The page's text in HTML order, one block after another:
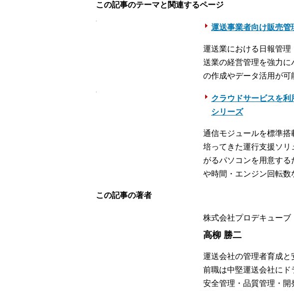
この記事のテーマと関連するページ
運送事業者向け販売
運送業における日報管
送業の経営管理を強力
の作成やデータ活用が可
クラウドサービスを
シリーズ
通信モジュールを標準
培ってきた運行支援ソ
がるパソコンを用意す
や時間・エンジン回転
この記事の著者
株式会社プロデキュー
高柳 勝二
運送会社の管理者育成
前職は中堅運送会社にド
安全管理・品質管理・